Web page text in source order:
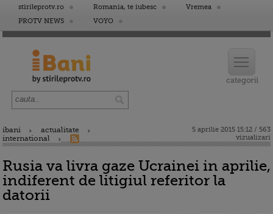
stirileprotv.ro Romania, te iubesc
Vremea
PROTV NEWS
VOYO
ibani
actualitate
international
5 aprilie 2015 15:12 / 563
vizualizari
Rusia va livra gaze Ucrainei in aprilie,
indiferent de litigiul referitor la
datorii